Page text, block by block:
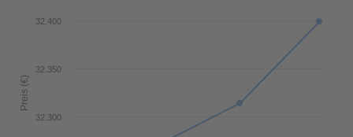
Preis (€)
32.300
32.350
32.400